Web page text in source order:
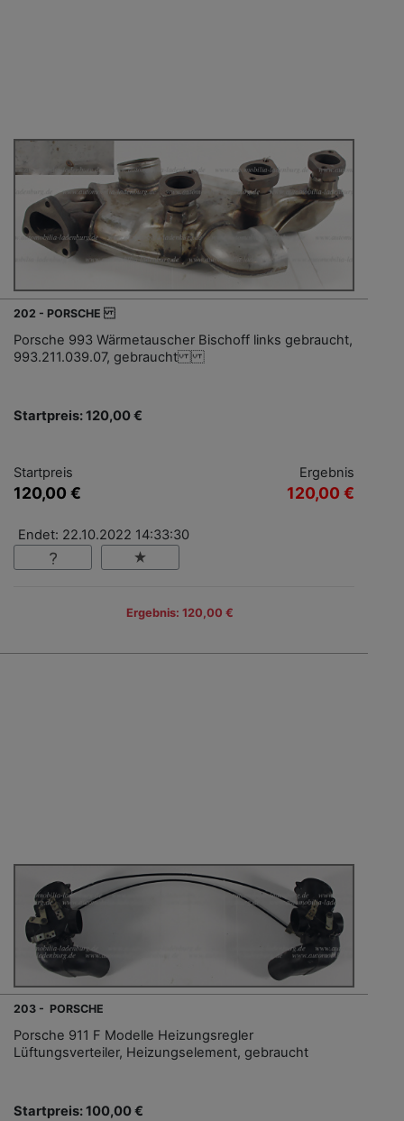
202 - PORSCHE
Porsche 993 Wärmetauscher Bischoff links gebraucht,
993.211.039.07, gebraucht
Startpreis: 120,00 €
Startpreis
120,00 €
Ergebnis
120,00 €
Endet: 22.10.2022 14:33:30
Ergebnis: 120,00 €
203 - PORSCHE
Porsche 911 F Modelle Heizungsregler
Lüftungsverteiler, Heizungselement, gebraucht
Startpreis: 100,00 €